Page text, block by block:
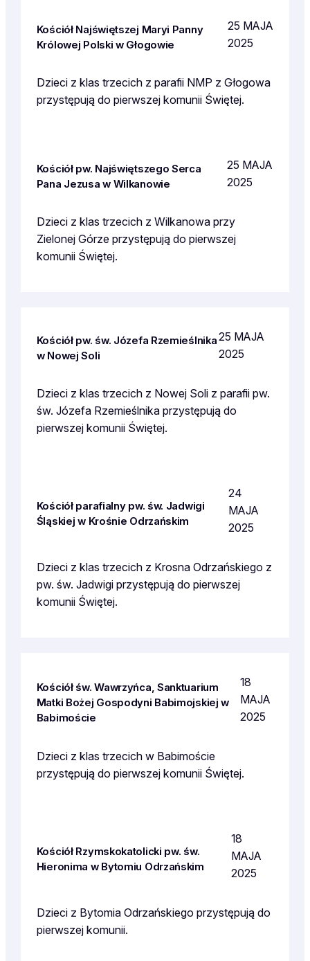
Kościół Najświętszej Maryi Panny
Królowej Polski w Głogowie
25 MAJA
2025
Dzieci z klas trzecich z parafii NMP z Głogowa
przystępują do pierwszej komunii Świętej.
Kościół pw. Najświętszego Serca
Pana Jezusa w Wilkanowie
25 MAJA
2025
Dzieci z klas trzecich z Wilkanowa przy
Zielonej Górze przystępują do pierwszej
komunii Świętej.
Kościół pw. św. Józefa Rzemieślnika
w Nowej Soli
25 MAJA
2025
Dzieci z klas trzecich z Nowej Soli z parafii pw.
św. Józefa Rzemieślnika przystępują do
pierwszej komunii Świętej.
Kościół parafialny pw. św. Jadwigi
Śląskiej w Krośnie Odrzańskim
24
MAJA
2025
Dzieci z klas trzecich z Krosna Odrzańskiego z
pw. św. Jadwigi przystępują do pierwszej
komunii Świętej.
Kościół św. Wawrzyńca, Sanktuarium
Matki Bożej Gospodyni Babimojskiej w
Babimoście
18
MAJA
2025
Dzieci z klas trzecich w Babimoście
przystępują do pierwszej komunii Świętej.
Kościół Rzymskokatolicki pw. św.
Hieronima w Bytomiu Odrzańskim
18
MAJA
2025
Dzieci z Bytomia Odrzańskiego przystępują do
pierwszej komunii.